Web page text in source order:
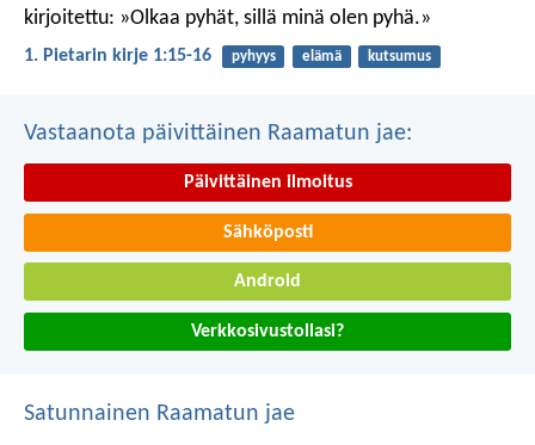
kirjoitettu: »Olkaa pyhät, sillä minä olen pyhä.»
1. Pietarin kirje 1:15-16 pyhyys elämä kutsumus
Vastaanota päivittäinen Raamatun jae:
Päivittäinen ilmoitus
Sähköposti
Android
Verkkosivustollasi?
Satunnainen Raamatun jae